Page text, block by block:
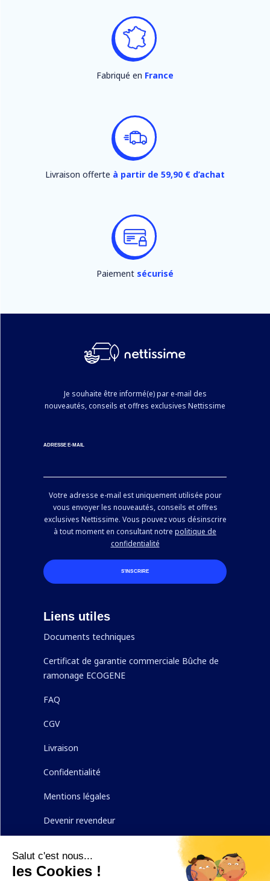
Fabriqué en France
Livraison offerte à partir de 59,90 € d’achat
Paiement sécurisé
Je souhaite être informé(e) par e-mail des
nouveautés, conseils et offres exclusives Nettissime
ADRESSE E-MAIL
Votre adresse e-mail est uniquement utilisée pour
vous envoyer les nouveautés, conseils et offres
exclusives Nettissime. Vous pouvez vous désinscrire
à tout moment en consultant notre politique de
confidentialité
S’INSCRIRE
Liens utiles
Documents techniques
Certificat de garantie commerciale Bûche de
ramonage ECOGENE
FAQ
CGV
Livraison
Confidentialité
Mentions légales
Devenir revendeur